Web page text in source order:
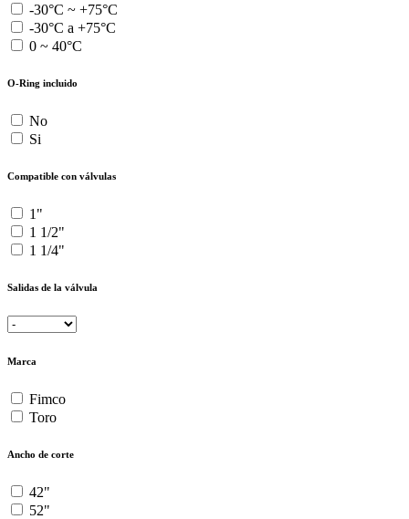
-30°C ~ +75°C
-30°C a +75°C
0 ~ 40°C
O-Ring incluido
No
Si
Compatible con válvulas
1"
1 1/2"
1 1/4"
Salidas de la válvula
Marca
Fimco
Toro
Ancho de corte
42"
52"